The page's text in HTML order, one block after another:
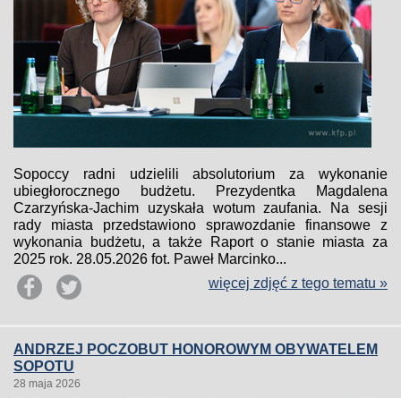
Sopoccy radni udzielili absolutorium za wykonanie
ubiegłorocznego budżetu. Prezydentka Magdalena
Czarzyńska-Jachim uzyskała wotum zaufania. Na sesji
rady miasta przedstawiono sprawozdanie finansowe z
wykonania budżetu, a także Raport o stanie miasta za
2025 rok. 28.05.2026 fot. Paweł Marcinko...
więcej zdjęć z tego tematu »
ANDRZEJ POCZOBUT HONOROWYM OBYWATELEM
SOPOTU
28 maja 2026